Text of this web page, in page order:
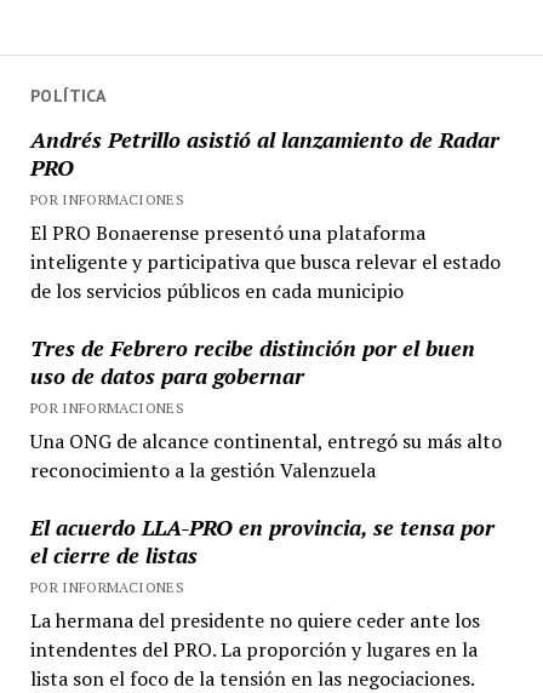
POLÍTICA
Andrés Petrillo asistió al lanzamiento de Radar
PRO
POR INFORMACIONES
El PRO Bonaerense presentó una plataforma
inteligente y participativa que busca relevar el estado
de los servicios públicos en cada municipio
Tres de Febrero recibe distinción por el buen
uso de datos para gobernar
POR INFORMACIONES
Una ONG de alcance continental, entregó su más alto
reconocimiento a la gestión Valenzuela
El acuerdo LLA-PRO en provincia, se tensa por
el cierre de listas
POR INFORMACIONES
La hermana del presidente no quiere ceder ante los
intendentes del PRO. La proporción y lugares en la
lista son el foco de la tensión en las negociaciones.